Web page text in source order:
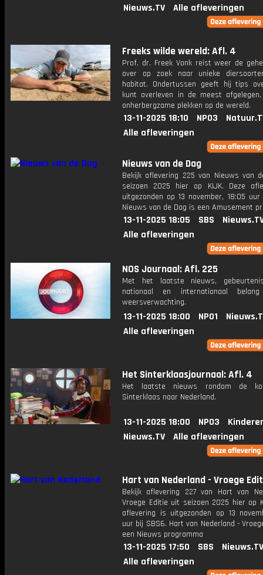
Nieuws.TV Alle afleveringen
Freeks wilde wereld: Afl. 4
Prof. dr. Freek Vonk reist weer de
over op zoek naar unieke
habitat. Ondertussen geeft hij tips
kunt overleven in de meest
onherbergzame plekken op de wereld.
13-11-2025 18:10 NPO3
Alle afleveringen
Nieuws van de Dag
Bekijk aflevering 225 van Nieuws van
seizoen 2025 hier op KIJK. Deze
uitgezonden op 13 november, 18:05
Nieuws van de Dag is een Amusement
13-11-2025 18:05 SBS
Alle afleveringen
NOS Journaal: Afl. 225
Met het laatste nieuws,
nationaal en internationaal
weersverwachting.
13-11-2025 18:00 NPO1
Alle afleveringen
Het Sinterklaasjournaal: Afl. 4
Het laatste nieuws rondom de
Sinterklaas naar Nederland.
13-11-2025 18:00 NPO3
Nieuws.TV
Alle afleveringen
Hart van Nederland - Vroege
Bekijk aflevering 227 van Hart van
Vroege Editie uit seizoen 2025 hier op
aflevering is uitgezonden op 13
uur bij SBS6. Hart van Nederland -
een Nieuws programma
13-11-2025 17:50 SBS
Nieuws.TV
Alle afleveringen